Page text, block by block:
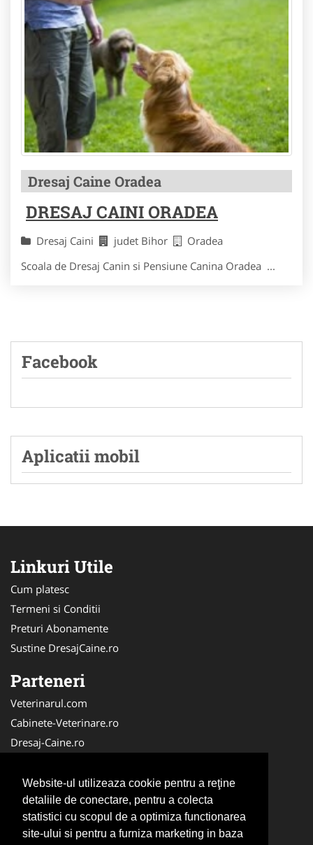
Website-ul utilizeaza cookie pentru a reţine
detaliile de conectare, pentru a colecta
statistici cu scopul de a optimiza functionarea
site-ului si pentru a furniza marketing in baza
Dresaj Caine Oradea
DRESAJ CAINI ORADEA
Dresaj Caini judet Bihor
Oradea
Scoala de Dresaj Canin si Pensiune Canina Oradea ...
Facebook
Aplicatii mobil
Linkuri Utile
Cum platesc
Termeni si Conditii
Preturi Abonamente
Sustine DresajCaine.ro
Parteneri
Veterinarul.com
Cabinete-Veterinare.ro
Dresaj-Caine.ro
Medic-Bun.com
SalonFrizerieCanina.com
DresajCaine.ro
NonStopDeschis.ro